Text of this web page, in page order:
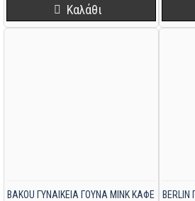
Καλάθι
BAKOU ΓΥΝΑΙΚΕΙΑ ΓΟΥΝΑ MINK ΚΑΦΕ